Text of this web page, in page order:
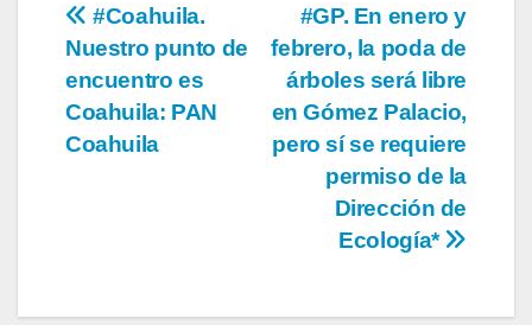
Navegación
de
entradas
#GP. En enero y
febrero, la poda de
árboles será libre
en Gómez Palacio,
pero sí se requiere
permiso de la
Dirección de
Ecología*
#Coahuila.
Nuestro punto de
encuentro es
Coahuila: PAN
Coahuila